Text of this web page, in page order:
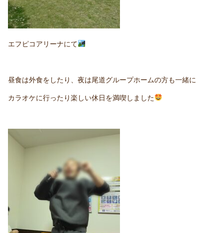
エフピコアリーナにて
昼食は外食をしたり、夜は尾道グループホームの方も一緒に
カラオケに行ったり楽しい休日を満喫しました